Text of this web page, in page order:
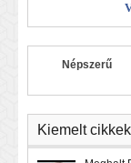
Népszerű
Kiemelt cikkek